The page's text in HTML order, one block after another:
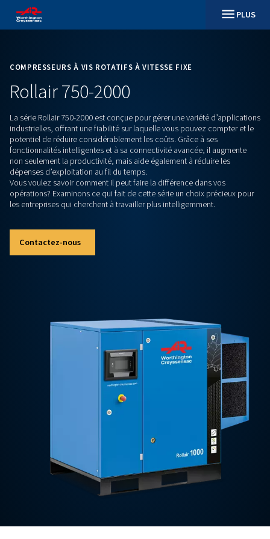
COMPRESSEURS À VIS ROTATIFS À VITESSE FIXE
Rollair 750-2000
La série Rollair 750-2000 est conçue pour gérer une variété
industrielles, offrant une fiabilité sur laquelle vous pouvez
potentiel de réduire considérablement les coûts. Grâce à
fonctionnalités intelligentes et à sa connectivité avancée, il
non seulement la productivité, mais aide également à
Vous voulez savoir comment il peut faire la différence dans
opérations? Examinons ce qui fait de cette série un choix
les entreprises qui cherchent à travailler plus intelligemment.